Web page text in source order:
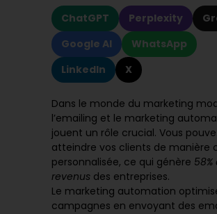
ChatGPT Perplexity
Google AI
WhatsApp
LinkedIn
X
Dans le monde du marketing
l’emailing et le marketing
jouent un rôle crucial. Vous
atteindre vos clients de manière
personnalisée, ce qui génère 58%
revenus des entreprises.
Le marketing automation
campagnes en envoyant des